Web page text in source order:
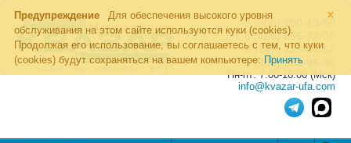
×
Предупреждение
Для обеспечения высокого уровня
обслуживания на этом сайте используются куки (cookies).
Продолжая его использование, вы соглашаетесь с тем, что куки
(cookies) будут сохраняться на вашем компьютере: Принять
8 (800) 700-19-50
8 (495) 255-77-08
8 (347) 225-00-52
8 (986) 963-95-80
Пн-пт: 7.00-16.00 (Мск)
info@kvazar-ufa.com